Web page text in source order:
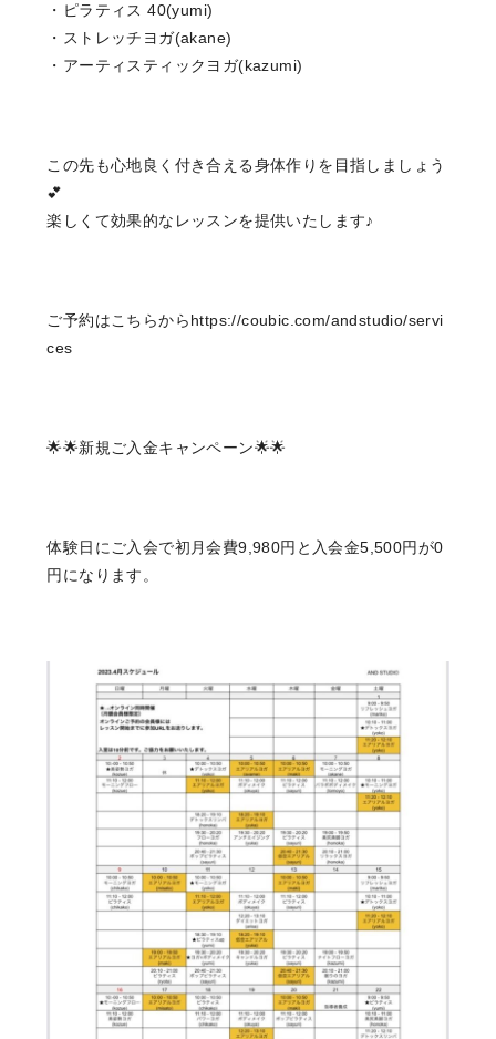
・ピラティス 40(yumi)
・ストレッチヨガ(akane)
・アーティスティックヨガ(kazumi)
この先も心地良く付き合える身体作りを目指しましょう
💕
楽しくて効果的なレッスンを提供いたします♪
ご予約はこちらからhttps://coubic.com/andstudio/servi
ces
🌟🌟新規ご入金キャンペーン🌟🌟
体験日にご入会で初月会費9,980円と入会金5,500円が0
円になります。